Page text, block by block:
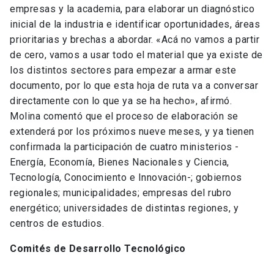
empresas y la academia, para elaborar un diagnóstico
inicial de la industria e identificar oportunidades, áreas
prioritarias y brechas a abordar. «Acá no vamos a partir
de cero, vamos a usar todo el material que ya existe de
los distintos sectores para empezar a armar este
documento, por lo que esta hoja de ruta va a conversar
directamente con lo que ya se ha hecho», afirmó.
Molina comentó que el proceso de elaboración se
extenderá por los próximos nueve meses, y ya tienen
confirmada la participación de cuatro ministerios -
Energía, Economía, Bienes Nacionales y Ciencia,
Tecnología, Conocimiento e Innovación-; gobiernos
regionales; municipalidades; empresas del rubro
energético; universidades de distintas regiones, y
centros de estudios.
Comités de Desarrollo Tecnológico